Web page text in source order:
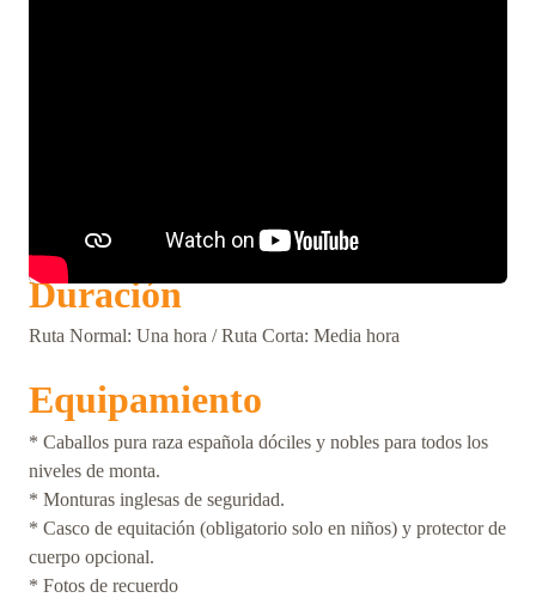
Duración
Ruta Normal: Una hora / Ruta Corta: Media hora
Equipamiento
* Caballos pura raza española dóciles y nobles para todos los
niveles de monta.
* Monturas inglesas de seguridad.
* Casco de equitación (obligatorio solo en niños) y protector de
cuerpo opcional.
* Fotos de recuerdo